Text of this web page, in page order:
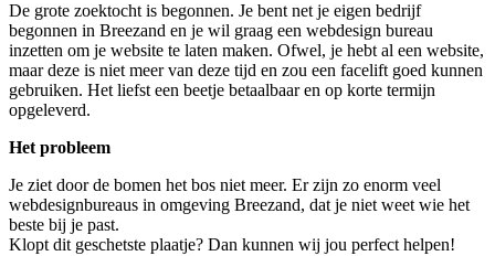
De grote zoektocht is begonnen. Je bent net je eigen bedrijf
begonnen in Breezand en je wil graag een webdesign bureau
inzetten om je website te laten maken. Ofwel, je hebt al een website,
maar deze is niet meer van deze tijd en zou een facelift goed kunnen
gebruiken. Het liefst een beetje betaalbaar en op korte termijn
opgeleverd.
Het probleem
Je ziet door de bomen het bos niet meer. Er zijn zo enorm veel
webdesignbureaus in omgeving Breezand, dat je niet weet wie het
beste bij je past.
Klopt dit geschetste plaatje? Dan kunnen wij jou perfect helpen!